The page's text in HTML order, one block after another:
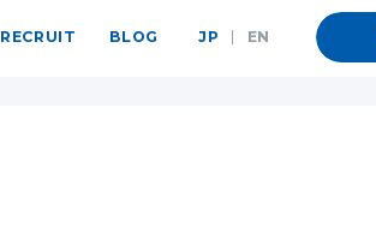
RECRUIT BLOG JP EN